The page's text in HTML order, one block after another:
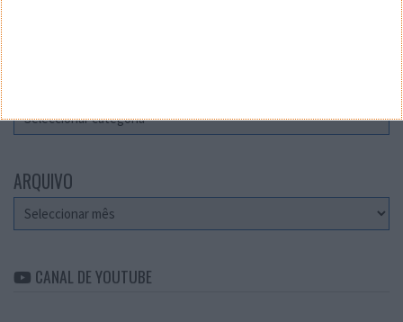
ARQUIVO
Arquivo
CANAL DE YOUTUBE